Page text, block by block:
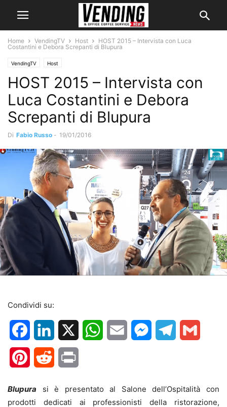
Home VendingTV Host
HOST 2015 – Intervista con Luca
Costantini e Debora Screpanti di Blupura
VendingTV Host
HOST 2015 – Intervista con
Luca Costantini e Debora
Screpanti di Blupura
Di Fabio Russo - 19/01/2016
Condividi su:
FacebookLinkedIn WhatsApp
Email MessengerTelegram
PinterestReddit
Blupura si è presentato al Salone dell’Ospitalità con
prodotti dedicati ai professionisti della ristorazione,